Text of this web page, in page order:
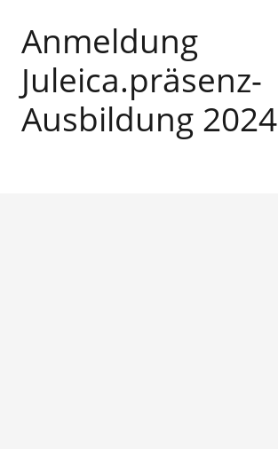
Anmeldung
Juleica.präsenz-
Ausbildung 2024